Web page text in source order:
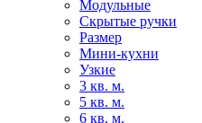
Модульные
Скрытые ручки
Размер
Мини-кухни
Узкие
3 кв. м.
5 кв. м.
6 кв. м.